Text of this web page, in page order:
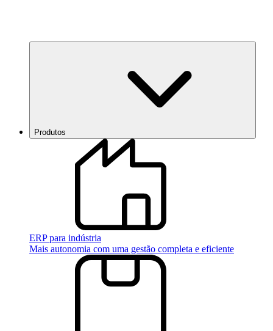
Produtos
ERP para indústria
Mais autonomia com uma gestão completa e eficiente